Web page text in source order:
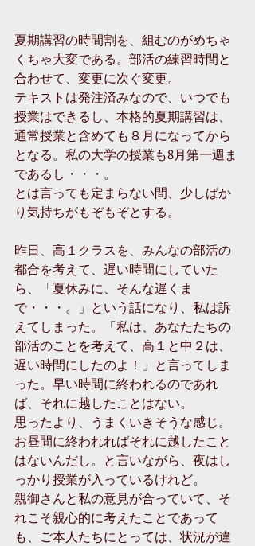
夏期講習の時間割を、組むのがめちゃ
くちゃ大変である。部活の練習時間と
合わせて、変更に次ぐ変更。
テキストは発注済みなので、いつでも
授業はできるし、本格的夏期講習は、
通常授業と含めても８月になってから
となる。私の大学の授業も8月第一週ま
であるし・・・。
とは言っても定まらない間、少しばか
り気持ちがもぞもぞとする。
昨日、高１クラスを、みんなの部活の
都合を考えて、遅い時間にしていた
ら、「夏休みに、そんな遅くま
で・・・。」という話になり、私は訴
えてしまった。「私は、あなたたちの
部活のことを考えて、高１と中２は、
遅い時間にしたのよ！」と言ってしま
った。早い時間に終われるのであれ
ば、それに越したことはない。
思ったより、うまくいきそうな感じ。
お昼間に終われればそれに越したこと
はないんだし。と言いながら、夜はし
っかり授業が入っているけれど。
親御さんと私の意見が合っていて、そ
れこそ親心的に考えたことであって
も、ご本人たちにとっては、状況が違